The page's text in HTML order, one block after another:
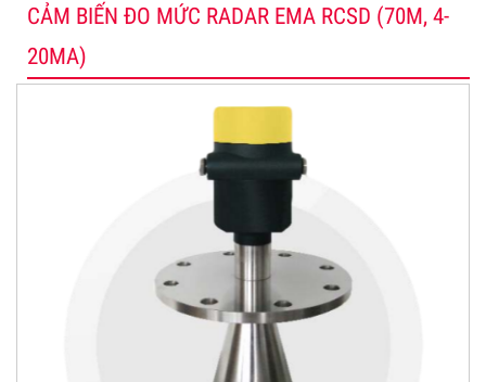
CẢM BIẾN ĐO MỨC RADAR EMA RCSD (70M, 4-
20MA)